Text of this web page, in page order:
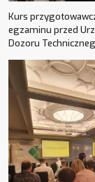
Kurs
egzaminu przed
Dozoru